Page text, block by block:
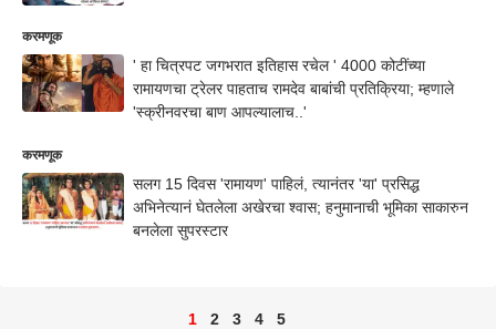
करमणूक
' हा चित्रपट जगभरात इतिहास रचेल ' 4000 कोटींच्या
रामायणचा ट्रेलर पाहताच रामदेव बाबांची प्रतिक्रिया; म्हणाले
'स्क्रीनवरचा बाण आपल्यालाच..'
करमणूक
सलग 15 दिवस 'रामायण' पाहिलं, त्यानंतर 'या' प्रसिद्ध
अभिनेत्यानं घेतलेला अखेरचा श्वास; हनुमानाची भूमिका साकारुन
बनलेला सुपरस्टार
1 2 3 4 5